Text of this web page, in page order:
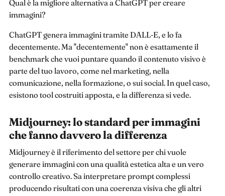
Qual è la migliore alternativa a ChatGPT per creare
immagini?
ChatGPT genera immagini tramite DALL-E, e lo fa
decentemente. Ma "decentemente" non è esattamente il
benchmark che vuoi puntare quando il contenuto visivo è
parte del tuo lavoro, come nel marketing, nella
comunicazione, nella formazione, o sui social. In quel caso,
esistono tool costruiti apposta, e la differenza si vede.
Midjourney: lo standard per immagini
che fanno davvero la differenza
Midjourney è il riferimento del settore per chi vuole
generare immagini con una qualità estetica alta e un vero
controllo creativo. Sa interpretare prompt complessi
producendo risultati con una coerenza visiva che gli altri